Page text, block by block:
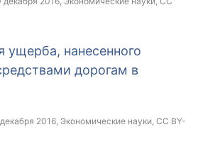
нанесенного
дорогам в
2016, Экономические науки, CC BY-